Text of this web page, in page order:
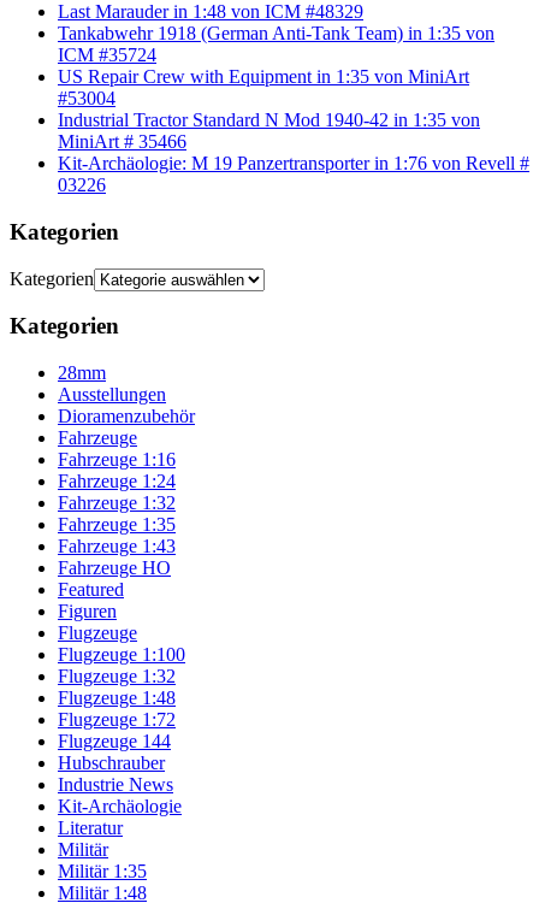
Last Marauder in 1:48 von ICM #48329
Tankabwehr 1918 (German Anti-Tank Team) in 1:35 von
ICM #35724
US Repair Crew with Equipment in 1:35 von MiniArt
#53004
Industrial Tractor Standard N Mod 1940-42 in 1:35 von
MiniArt # 35466
Kit-Archäologie: M 19 Panzertransporter in 1:76 von Revell #
03226
Kategorien
Kategorien
Kategorien
28mm
Ausstellungen
Dioramenzubehör
Fahrzeuge
Fahrzeuge 1:16
Fahrzeuge 1:24
Fahrzeuge 1:32
Fahrzeuge 1:35
Fahrzeuge 1:43
Fahrzeuge HO
Featured
Figuren
Flugzeuge
Flugzeuge 1:100
Flugzeuge 1:32
Flugzeuge 1:48
Flugzeuge 1:72
Flugzeuge 144
Hubschrauber
Industrie News
Kit-Archäologie
Literatur
Militär
Militär 1:35
Militär 1:48